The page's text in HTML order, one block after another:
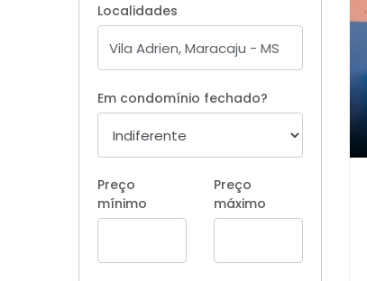
Localidades
Em condomínio fechado?
Preço
mínimo
Preço
máximo